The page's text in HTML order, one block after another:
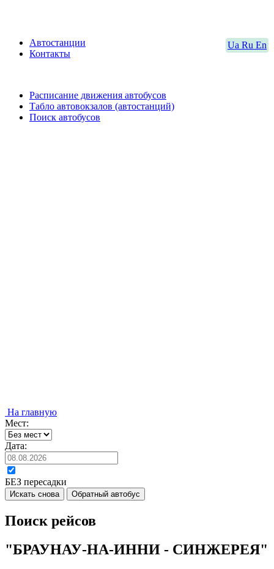
Ua Ru En
Автостанции
Контакты
Расписание движения автобусов
Табло автовокзалов (автостанций)
Поиск автобусов
На главную
Мест:
Дата:
БЕЗ пересадки
Искать снова Обратный автобус
Поиск рейсов
"БРАУНАУ-НА-ИННИ - СИНЖЕРЕЯ"